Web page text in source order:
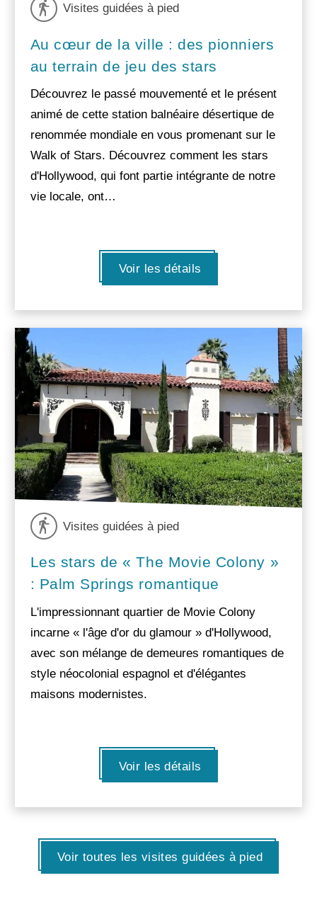
Visites guidées à pied
Au cœur de la ville : des pionniers
au terrain de jeu des stars
Découvrez le passé mouvementé et le présent
animé de cette station balnéaire désertique de
renommée mondiale en vous promenant sur le
Walk of Stars. Découvrez comment les stars
d'Hollywood, qui font partie intégrante de notre
vie locale, ont…
Voir les détails
Visites guidées à pied
Les stars de « The Movie Colony »
: Palm Springs romantique
L'impressionnant quartier de Movie Colony
incarne « l'âge d'or du glamour » d'Hollywood,
avec son mélange de demeures romantiques de
style néocolonial espagnol et d'élégantes
maisons modernistes.
Voir les détails
Voir toutes les visites guidées à pied